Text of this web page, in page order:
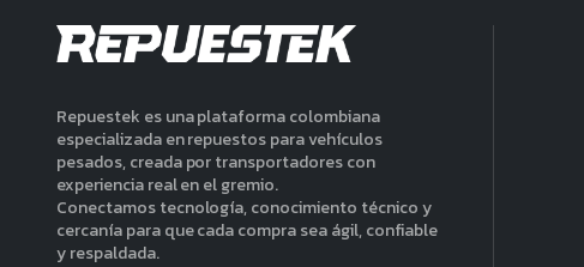
Repuestek es una plataforma colombiana
especializada en repuestos para vehículos
pesados, creada por transportadores con
experiencia real en el gremio.
Conectamos tecnología, conocimiento técnico y
cercanía para que cada compra sea ágil, confiable
y respaldada.